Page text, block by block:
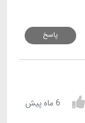
پاسخ
6 ماه پیش